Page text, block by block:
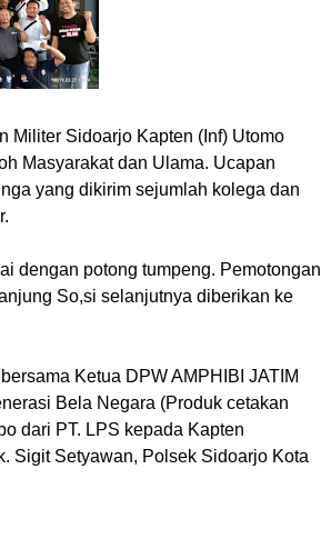
Militer Sidoarjo Kapten (Inf) Utomo
Masyarakat dan Ulama. Ucapan
yang dikirim sejumlah kolega dan
dengan potong tumpeng. Pemotongan
So,si selanjutnya diberikan ke
Ketua DPW AMPHIBI JATIM
Bela Negara (Produk cetakan
dari PT. LPS kepada Kapten
Sigit Setyawan, Polsek Sidoarjo Kota